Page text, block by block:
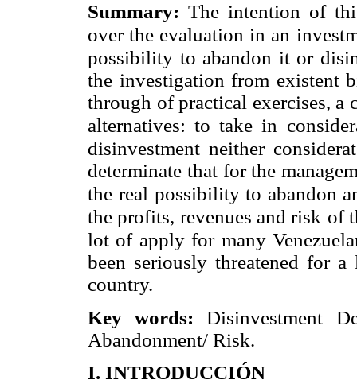
Summary: The intention of
over the evaluation in an
possibility to abandon it or
the investigation from existent
through of practical exercises, a
alternatives: to take in
disinvestment neither
determinate that for the
the real possibility to abandon
the profits, revenues and risk of
lot of apply for many
been seriously threatened for
country.
Key words:Disinvestment
Abandonment/ Risk.
I. INTRODUCCIÓN